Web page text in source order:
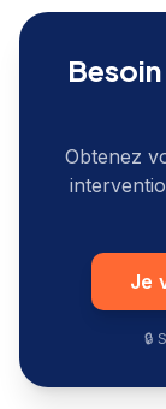
Obtenez
Je
🔒